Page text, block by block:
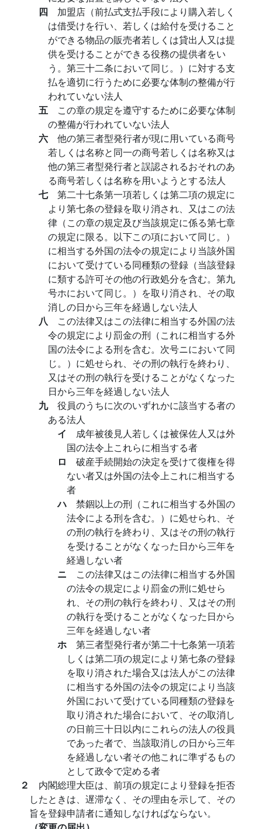
四 加盟店（前払式支払手段により購入若しく
は借受けを行い、若しくは給付を受けること
ができる物品の販売者若しくは貸出人又は提
供を受けることができる役務の提供者をい
う。第三十二条において同じ。）に対する支
払を適切に行うために必要な体制の整備が行
われていない法人
五 この章の規定を遵守するために必要な体制
の整備が行われていない法人
六 他の第三者型発行者が現に用いている商号
若しくは名称と同一の商号若しくは名称又は
他の第三者型発行者と誤認されるおそれのあ
る商号若しくは名称を用いようとする法人
七 第二十七条第一項若しくは第二項の規定に
より第七条の登録を取り消され、又はこの法
律（この章の規定及び当該規定に係る第七章
の規定に限る。以下この項において同じ。）
に相当する外国の法令の規定により当該外国
において受けている同種類の登録（当該登録
に類する許可その他の行政処分を含む。第九
号ホにおいて同じ。）を取り消され、その取
消しの日から三年を経過しない法人
八 この法律又はこの法律に相当する外国の法
令の規定により罰金の刑（これに相当する外
国の法令による刑を含む。次号ニにおいて同
じ。）に処せられ、その刑の執行を終わり、
又はその刑の執行を受けることがなくなった
日から三年を経過しない法人
九 役員のうちに次のいずれかに該当する者の
ある法人
イ 成年被後見人若しくは被保佐人又は外
国の法令上これらに相当する者
ロ 破産手続開始の決定を受けて復権を得
ない者又は外国の法令上これに相当する
者
ハ 禁錮以上の刑（これに相当する外国の
法令による刑を含む。）に処せられ、そ
の刑の執行を終わり、又はその刑の執行
を受けることがなくなった日から三年を
経過しない者
ニ この法律又はこの法律に相当する外国
の法令の規定により罰金の刑に処せら
れ、その刑の執行を終わり、又はその刑
の執行を受けることがなくなった日から
三年を経過しない者
ホ 第三者型発行者が第二十七条第一項若
しくは第二項の規定により第七条の登録
を取り消された場合又は法人がこの法律
に相当する外国の法令の規定により当該
外国において受けている同種類の登録を
取り消された場合において、その取消し
の日前三十日以内にこれらの法人の役員
であった者で、当該取消しの日から三年
を経過しない者その他これに準ずるもの
として政令で定める者
２ 内閣総理大臣は、前項の規定により登録を拒否
したときは、遅滞なく、その理由を示して、その
旨を登録申請者に通知しなければならない。